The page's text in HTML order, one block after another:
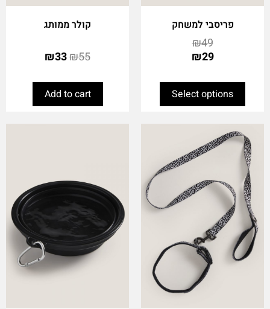
פריסבי למשחק
₪49
₪29
Select options
קולר ממותג
₪55
₪33
Add to cart